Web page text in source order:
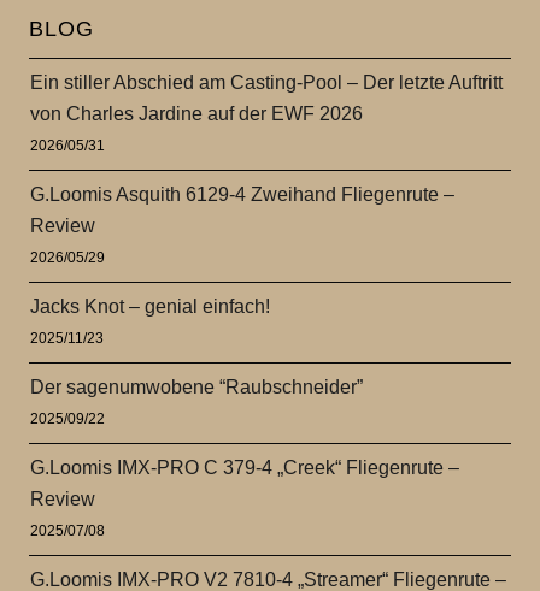
BLOG
Ein stiller Abschied am Casting-Pool – Der letzte Auftritt
von Charles Jardine auf der EWF 2026
2026/05/31
G.Loomis Asquith 6129-4 Zweihand Fliegenrute –
Review
2026/05/29
Jacks Knot – genial einfach!
2025/11/23
Der sagenumwobene “Raubschneider”
2025/09/22
G.Loomis IMX-PRO C 379-4 „Creek“ Fliegenrute –
Review
2025/07/08
G.Loomis IMX-PRO V2 7810-4 „Streamer“ Fliegenrute –